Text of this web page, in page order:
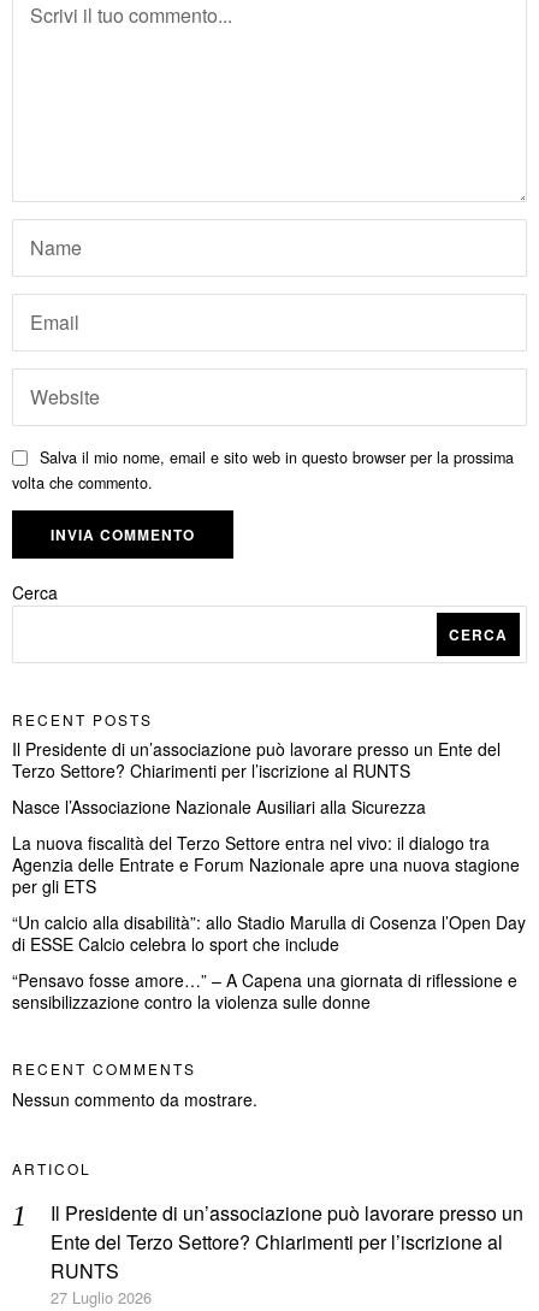
Salva il mio nome, email e sito web in questo browser per la prossima
volta che commento.
Cerca
CERCA
RECENT POSTS
Il Presidente di un’associazione può lavorare presso un Ente del
Terzo Settore? Chiarimenti per l’iscrizione al RUNTS
Nasce l’Associazione Nazionale Ausiliari alla Sicurezza
La nuova fiscalità del Terzo Settore entra nel vivo: il dialogo tra
Agenzia delle Entrate e Forum Nazionale apre una nuova stagione
per gli ETS
“Un calcio alla disabilità”: allo Stadio Marulla di Cosenza l’Open Day
di ESSE Calcio celebra lo sport che include
“Pensavo fosse amore…” – A Capena una giornata di riflessione e
sensibilizzazione contro la violenza sulle donne
RECENT COMMENTS
Nessun commento da mostrare.
ARTICOL
Il Presidente di un’associazione può lavorare presso un
Ente del Terzo Settore? Chiarimenti per l’iscrizione al
RUNTS
27 Luglio 2026